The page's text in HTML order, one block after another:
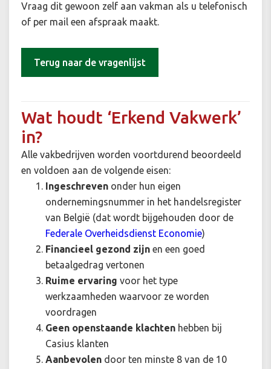
Vraag dit gewoon zelf aan vakman als u telefonisch
of per mail een afspraak maakt.
Terug naar de vragenlijst
Wat houdt ‘Erkend Vakwerk’
in?
Alle vakbedrijven worden voortdurend beoordeeld
en voldoen aan de volgende eisen:
Ingeschreven onder hun eigen
ondernemingsnummer in het handelsregister
van België (dat wordt bijgehouden door de
Federale Overheidsdienst Economie)
Financieel gezond zijn en een goed
betaalgedrag vertonen
Ruime ervaring voor het type
werkzaamheden waarvoor ze worden
voordragen
Geen openstaande klachten hebben bij
Casius klanten
Aanbevolen door ten minste 8 van de 10